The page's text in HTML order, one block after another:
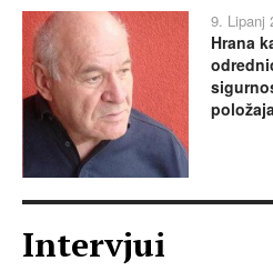
9. Lipanj
Hrana
Intervjui